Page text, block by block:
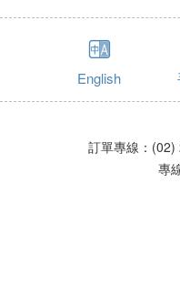
English
訂單專線：
專